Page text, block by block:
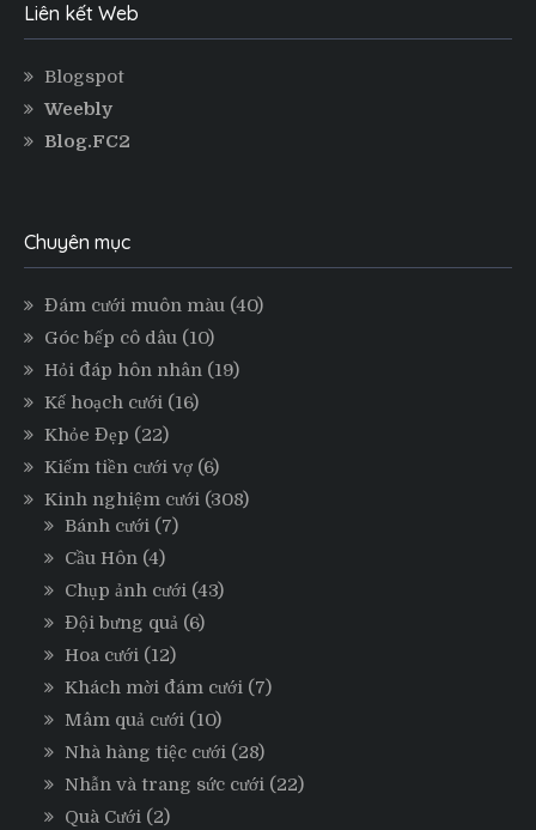
Liên kết Web
Blogspot
Weebly
Blog.FC2
Chuyên mục
Đám cưới muôn màu (40)
Góc bếp cô dâu (10)
Hỏi đáp hôn nhân (19)
Kế hoạch cưới (16)
Khỏe Đẹp (22)
Kiếm tiền cưới vợ (6)
Kinh nghiệm cưới (308)
Bánh cưới (7)
Cầu Hôn (4)
Chụp ảnh cưới (43)
Đội bưng quả (6)
Hoa cưới (12)
Khách mời đám cưới (7)
Mâm quả cưới (10)
Nhà hàng tiệc cưới (28)
Nhẫn và trang sức cưới (22)
Quà Cưới (2)